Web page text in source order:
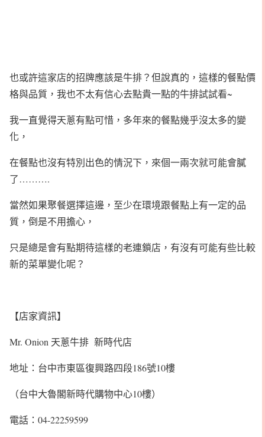
也或許這家店的招牌應該是牛排？但說真的，這樣的餐點價
格與品質，我也不太有信心去點貴一點的牛排試試看~
我一直覺得天蔥有點可惜，多年來的餐點幾乎沒太多的變
化，
在餐點也沒有特別出色的情況下，來個一兩次就可能會膩
了……….
當然如果聚餐選擇這邊，至少在環境跟餐點上有一定的品
質，倒是不用擔心，
只是總是會有點期待這樣的老連鎖店，有沒有可能有些比較
新的菜單變化呢？
【店家資訊】
Mr. Onion 天蔥牛排 新時代店
地址：台中市東區復興路四段186號10樓
（台中大魯閣新時代購物中心10樓）
電話：04-22259599